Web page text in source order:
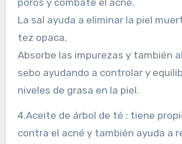
poros y combate el acné.
La sal ayuda a eliminar la piel
tez opaca.
Absorbe las impurezas y también
sebo ayudando a controlar y
niveles de grasa en la piel.
4.Aceite de árbol de té : tiene
contra el acné y también ayuda a